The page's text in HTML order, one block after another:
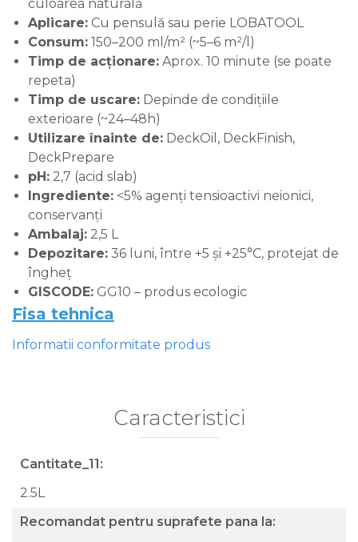
culoarea naturală
Aplicare: Cu pensulă sau perie LOBATOOL
Consum: 150–200 ml/m² (~5–6 m²/l)
Timp de acționare: Aprox. 10 minute (se poate
repeta)
Timp de uscare: Depinde de condițiile
exterioare (~24–48h)
Utilizare înainte de: DeckOil, DeckFinish,
DeckPrepare
pH: 2,7 (acid slab)
Ingrediente: <5% agenți tensioactivi neionici,
conservanți
Ambalaj: 2,5 L
Depozitare: 36 luni, între +5 și +25°C, protejat de
îngheț
GISCODE: GG10 – produs ecologic
Fisa tehnica
Informatii conformitate produs
Caracteristici
Cantitate_11:
2.5L
Recomandat pentru suprafete pana la: